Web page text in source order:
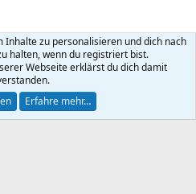
Datenschutz Hilfe
R
2026 XenForo Ltd.
Inhalte zu personalisieren und dich nach
halten, wenn du registriert bist.
Webseite erklärst du dich damit
Erfahre mehr…